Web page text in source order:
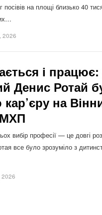
посівів на площі близько 40
2026
і працює:
Денис Ротай
на
вибір професії — це довгі
все було зрозуміло з
2026